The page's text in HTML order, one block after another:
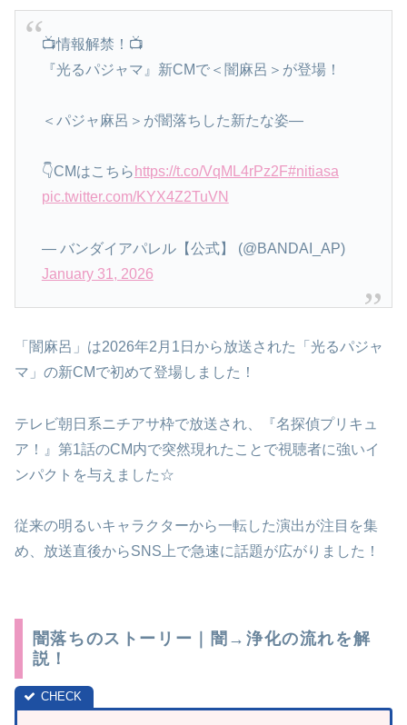
📺情報解禁！📺
『光るパジャマ』新CMで＜闇麻呂＞が登場！
＜パジャ麻呂＞が闇落ちした新たな姿—
👇️CMはこちら https://t.co/VqML4rPz2F#nitiasa
pic.twitter.com/KYX4Z2TuVN
— バンダイアパレル【公式】 (@BANDAI_AP)
January 31, 2026
「闇麻呂」は2026年2月1日から放送された「光るパジャ
マ」の新CMで初めて登場しました！
テレビ朝日系ニチアサ枠で放送され、『名探偵プリキュ
ア！』第1話のCM内で突然現れたことで視聴者に強いイ
ンパクトを与えました☆
従来の明るいキャラクターから一転した演出が注目を集
め、放送直後からSNS上で急速に話題が広がりました！
闇落ちのストーリー｜闇→浄化の流れを解
説！